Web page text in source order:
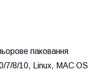
паковання
7/8/10, Linux, MAC OS